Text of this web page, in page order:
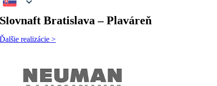
Slovnaft Bratislava – Plaváreň
Ďalšie realizácie >